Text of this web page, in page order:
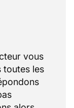
vous
toutes les